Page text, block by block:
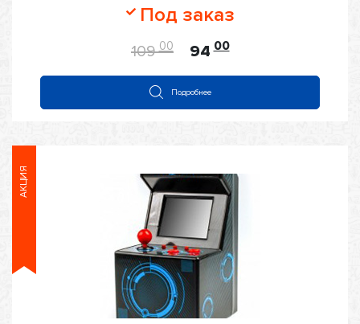
Оценка
0
из
5
Под заказ
109 00 94 00
Подробнее
АКЦИЯ